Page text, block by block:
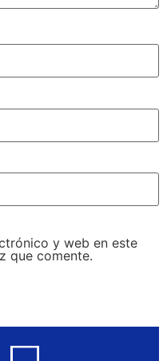
y web en este
que comente.